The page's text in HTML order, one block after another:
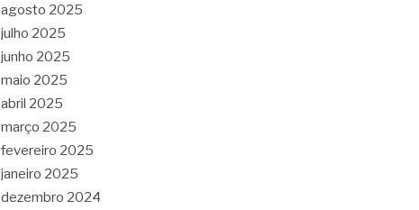
agosto 2025
julho 2025
junho 2025
maio 2025
abril 2025
março 2025
fevereiro 2025
janeiro 2025
dezembro 2024